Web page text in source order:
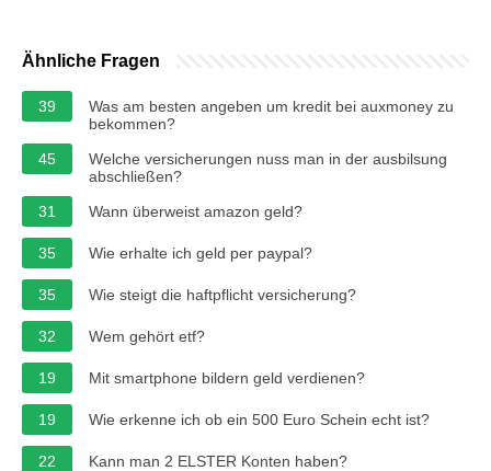
Ähnliche Fragen
39
Was am besten angeben um kredit bei auxmoney zu
bekommen?
45
Welche versicherungen nuss man in der ausbilsung
abschließen?
31
Wann überweist amazon geld?
35 Wie erhalte ich geld per paypal?
35 Wie steigt die haftpflicht versicherung?
32 Wem gehört etf?
19 Mit smartphone bildern geld verdienen?
19 Wie erkenne ich ob ein 500 Euro Schein echt ist?
22 Kann man 2 ELSTER Konten haben?